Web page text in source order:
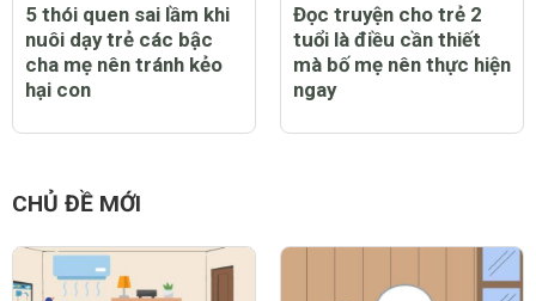
5 thói quen sai lầm khi
nuôi dạy trẻ các bậc
cha mẹ nên tránh kẻo
hại con
Đọc truyện cho trẻ 2
tuổi là điều cần thiết
mà bố mẹ nên thực hiện
ngay
CHỦ ĐỀ MỚI